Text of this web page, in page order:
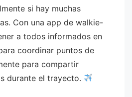
si hay muchas
Con una app de walkie-
a todos informados en
coordinar puntos de
para compartir
durante el trayecto.